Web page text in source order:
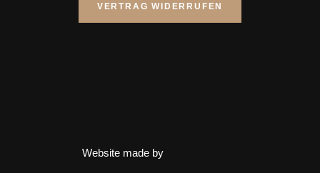
VERTRAG WIDERRUFEN
Website made by